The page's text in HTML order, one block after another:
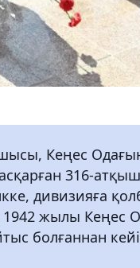
Кеңес
316-
дивизияға
1942 жылы Кеңес
болғаннан